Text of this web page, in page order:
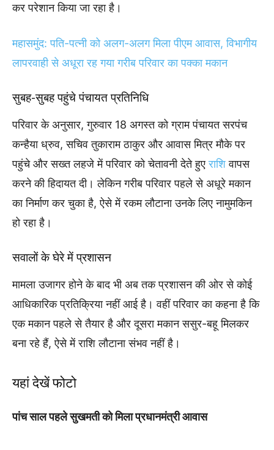
कर परेशान किया जा रहा है।
महासमुंद: पति-पत्नी को अलग-अलग मिला पीएम आवास, विभागीय
लापरवाही से अधूरा रह गया गरीब परिवार का पक्का मकान
सुबह-सुबह पहुंचे पंचायत प्रतिनिधि
परिवार के अनुसार, गुरुवार 18 अगस्त को ग्राम पंचायत सरपंच
कन्हैया ध्रुव, सचिव तुकाराम ठाकुर और आवास मित्र मौके पर
पहुंचे और सख्त लहजे में परिवार को चेतावनी देते हुएराशिवापस
करने की हिदायत दी। लेकिन गरीब परिवार पहले से अधूरे मकान
का निर्माण कर चुका है, ऐसे में रकम लौटाना उनके लिए नामुमकिन
हो रहा है।
सवालों के घेरे में प्रशासन
मामला उजागर होने के बाद भी अब तक प्रशासन की ओर से कोई
आधिकारिक प्रतिक्रिया नहीं आई है। वहीं परिवार का कहना है कि
एक मकान पहले से तैयार है और दूसरा मकान ससुर-बहू मिलकर
बना रहे हैं, ऐसे में राशि लौटाना संभव नहीं है।
यहां देखें फोटो
पांच साल पहले सुखमती को मिला प्रधानमंत्री आवास